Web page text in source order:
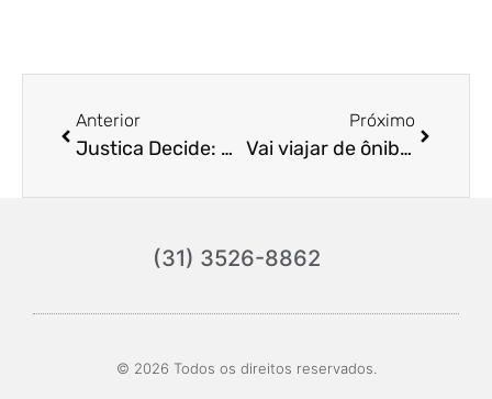
Anterior
Justica Decide: Companhia deve indenizar passageira por cancelamento de voo.
Próximo
Vai viajar de ônibus? Então fique atento aos seus direitos
(31) 3526-8862
© 2026 Todos os direitos reservados.